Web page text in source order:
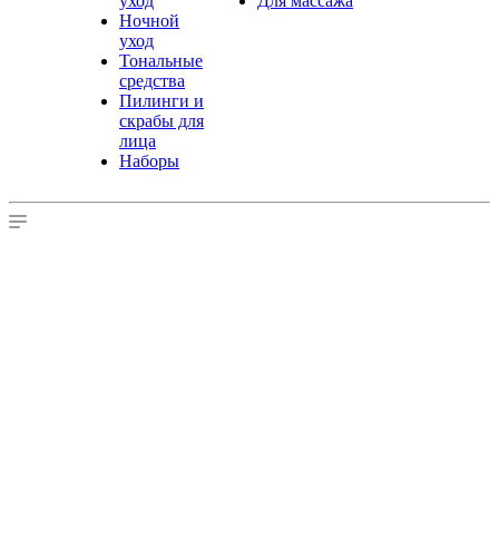
Ночной
уход
Тональные
средства
Пилинги и
скрабы для
лица
Наборы